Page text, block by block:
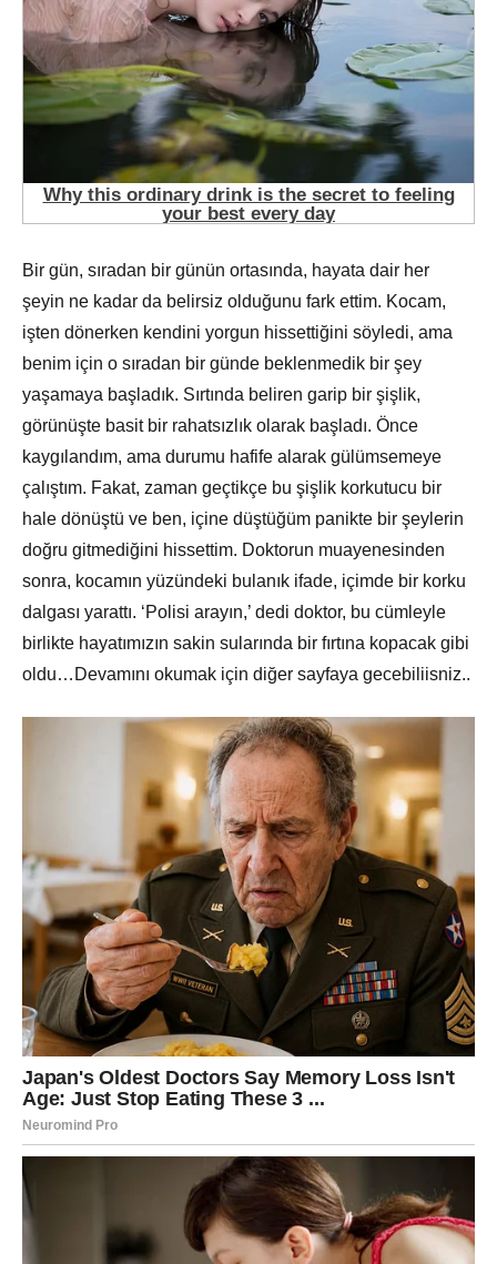
Bir gün, sıradan bir günün ortasında, hayata dair her
şeyin ne kadar da belirsiz olduğunu fark ettim. Kocam,
işten dönerken kendini yorgun hissettiğini söyledi, ama
benim için o sıradan bir günde beklenmedik bir şey
yaşamaya başladık. Sırtında beliren garip bir şişlik,
görünüşte basit bir rahatsızlık olarak başladı. Önce
kaygılandım, ama durumu hafife alarak gülümsemeye
çalıştım. Fakat, zaman geçtikçe bu şişlik korkutucu bir
hale dönüştü ve ben, içine düştüğüm panikte bir şeylerin
doğru gitmediğini hissettim. Doktorun muayenesinden
sonra, kocamın yüzündeki bulanık ifade, içimde bir korku
dalgası yarattı. ‘Polisi arayın,’ dedi doktor, bu cümleyle
birlikte hayatımızın sakin sularında bir fırtına kopacak gibi
oldu…Devamını okumak için diğer sayfaya gecebiliisniz..